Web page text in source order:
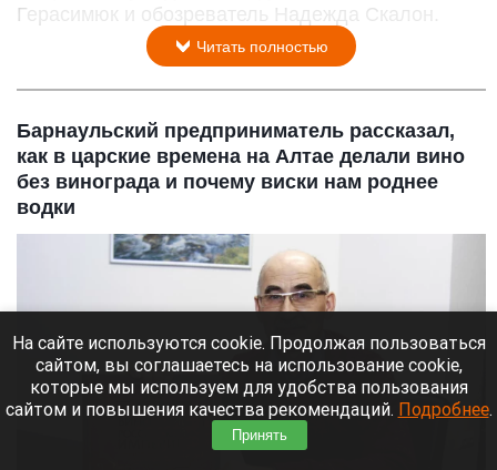
Герасимюк и обозреватель Надежда Скалон.
Читать полностью
Барнаульский предприниматель рассказал,
как в царские времена на Алтае делали вино
без винограда и почему виски нам роднее
водки
На сайте используются cookie. Продолжая пользоваться
сайтом, вы соглашаетесь на использование cookie,
которые мы используем для удобства пользования
сайтом и повышения качества рекомендаций. Подробнее.
Принять